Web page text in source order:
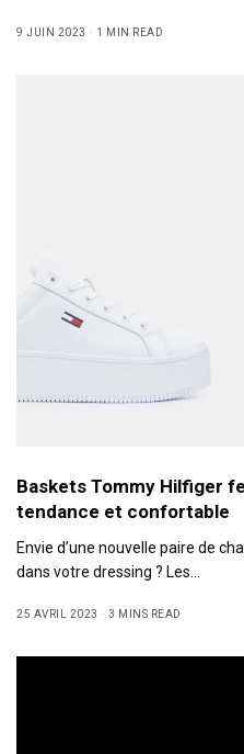
9 JUIN 2023 1 MIN READ
Baskets Tommy Hilfiger
tendance et confortable
Envie d’une nouvelle paire de
dans votre dressing ? Les…
25 AVRIL 2023 3 MINS READ